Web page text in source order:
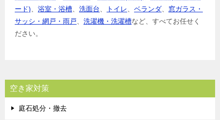
ード)
浴室・浴槽 洗面台 トイレ ベランダ
窓ガラス・
サッシ・網戸・雨戸
洗濯機・洗濯槽など、すべてお任せく
ださい。
空き家対策
庭石処分・撤去